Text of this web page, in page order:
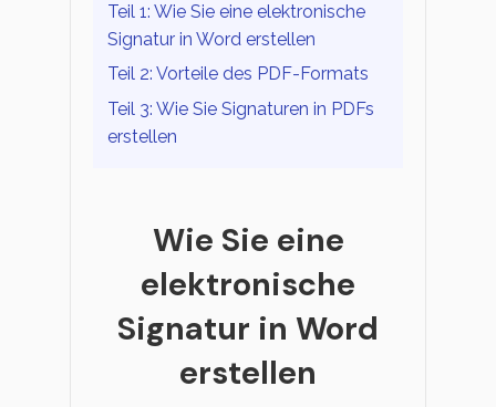
Teil 1: Wie Sie eine elektronische
Signatur in Word erstellen
Teil 2: Vorteile des PDF-Formats
Teil 3: Wie Sie Signaturen in PDFs
erstellen
Wie Sie eine
elektronische
Signatur in Word
erstellen